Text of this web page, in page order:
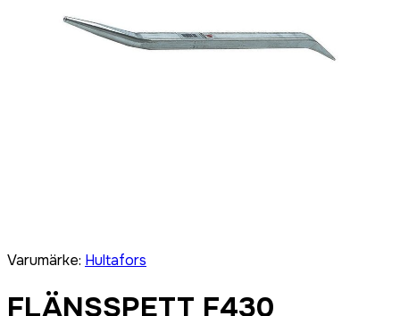
Varumärke: Hultafors
FLÄNSSPETT F430